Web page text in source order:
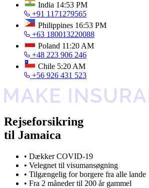
India 14:53 PM
+91 1171279565
Philippines 16:53 PM
+63 180013220088
Poland 11:20 AM
+48 223 906 246
Chile 5:20 AM
+56 926 431 523
Rejseforsikring
til Jamaica
• Dækker COVID-19
• Velegnet til visumansøgning
• Tilgængelig for borgere fra alle lande
• Fra 2 måneder til 200 år gammel